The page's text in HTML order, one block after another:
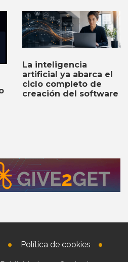
La inteligencia
artificial ya abarca el
ciclo completo de
creación del software
Política de cookies